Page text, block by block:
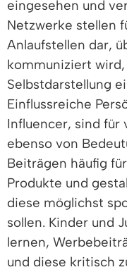
eingesehen und
Netzwerke stellen
Anlaufstellen dar,
kommuniziert
Selbstdarstellung
Einflussreiche
Influencer, sind für
ebenso von
Beiträgen häufig
Produkte und
diese möglichst
sollen. Kinder und
lernen,
und diese kritisch